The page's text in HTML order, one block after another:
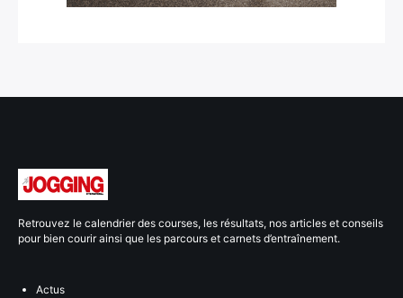
Retrouvez le calendrier des courses, les résultats, nos articles et conseils
pour bien courir ainsi que les parcours et carnets d’entraînement.
Actus